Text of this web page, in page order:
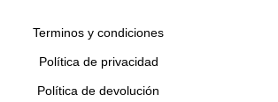
Terminos y condiciones
Política de privacidad
Política de devolución